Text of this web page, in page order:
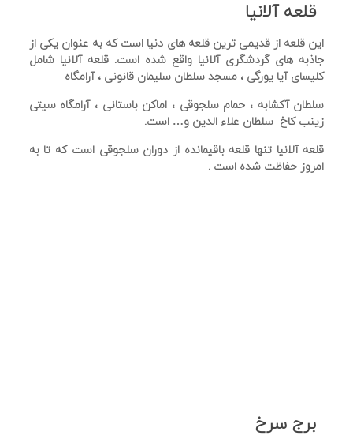
قلعه آلانیا
این قلعه از قدیمی ترین قلعه های دنیا است که به عنوان یکی از
جاذبه های گردشگری آلانیا واقع شده است. قلعه آلانیا شامل
کلیسای آیا یورگی ، مسجد سلطان سلیمان قانونی ، آرامگاه
سلطان آکشابه ، حمام سلجوقی ، اماکن باستانی ، آرامگاه سیتی
زینب کاخ سلطان علاء الدین و… است.
قلعه آلانیا تنها قلعه باقیمانده از دوران سلجوقی است كه تا به
امروز حفاظت شده است .
برج سرخ